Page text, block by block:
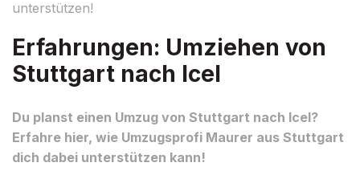
unterstützen!
Erfahrungen: Umziehen von
Stuttgart nach Icel
Du planst einen Umzug von Stuttgart nach Icel?
Erfahre hier, wie Umzugsprofi Maurer aus Stuttgart
dich dabei unterstützen kann!